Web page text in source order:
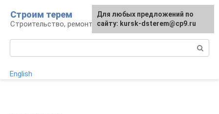
контенту
Строим терем
Строительство, ремонт, ландшафт
English
Для любых предложений по
сайту: kursk-dsterem@cp9.ru